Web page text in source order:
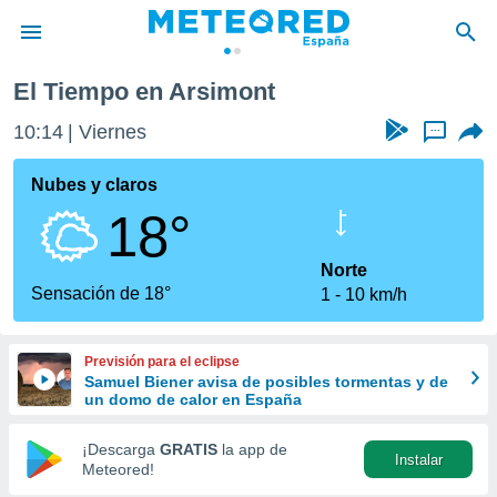
de
por
que se
calidad.
a este
las
y
forma
digital
basada
El Tiempo en Arsimont
10:14 Viernes ...
Nubes y claros
18°
Sensación de 18°
Norte
1
10 km/h
Previsión para el eclipse
Samuel Biener avisa de posibles tormentas y de
un domo de calor en España
¡Descarga GRATIS la app de
Meteored!
Instalar